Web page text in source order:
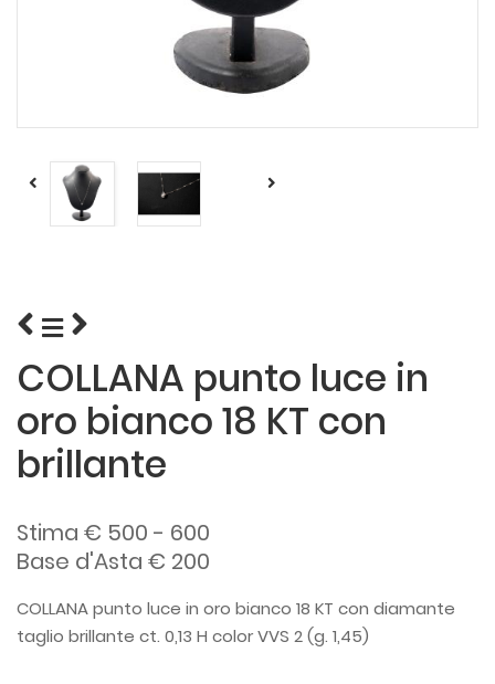
COLLANA punto luce in
oro bianco 18 KT con
brillante
Stima € 500 - 600
Base d'Asta € 200
COLLANA punto luce in oro bianco 18 KT con diamante
taglio brillante ct. 0,13 H color VVS 2 (g. 1,45)